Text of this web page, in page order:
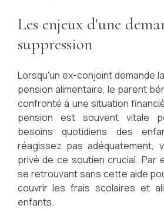
Les enjeux d'une
suppression
Lorsqu'un ex-conjoint demande
pension alimentaire, le parent
confronté à une situation
pension est souvent vitale
besoins quotidiens des
réagissez pas adéquatement,
privé de ce soutien crucial. Par
se retrouvant sans cette aide
couvrir les frais scolaires et
enfants.